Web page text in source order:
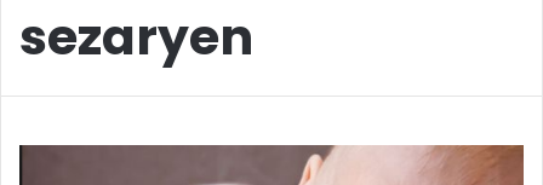
sezaryen